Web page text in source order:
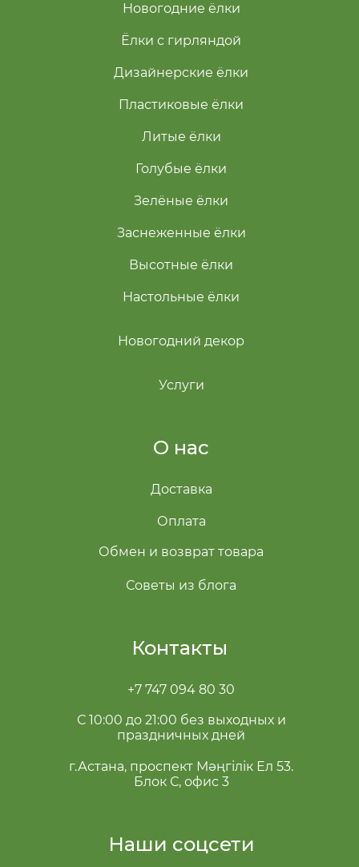
О нас
Контакты
Наши соцсети
Голубые ёлки
Зелёные ёлки
Доставка
Оплата
Обмен и возврат товара
Заснеженные ёлки
+7 747 094 80 30
С 10:00 до 21:00 без выходных и
праздничных дней
Советы из блога
г.Астана, проспект Мәңгілік Ел 53.
Блок С, офис 3
Новогодние ёлки
Ёлки с гирляндой
Дизайнерские ёлки
Пластиковые ёлки
Литые ёлки
Высотные ёлки
Настольные ёлки
Услуги
Новогодний декор